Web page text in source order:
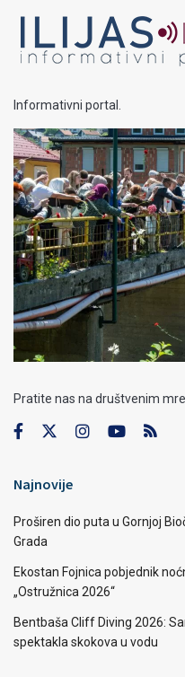
Informativni portal.
Pratite nas na društvenim
Najnovije
Proširen dio puta u Gornjoj
Grada
Ekostan Fojnica pobjednik
„Ostružnica 2026“
Bentbaša Cliff Diving 2026:
spektakla skokova u vodu